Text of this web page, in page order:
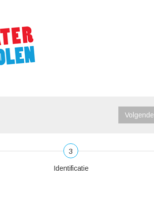
Volgende
3
Identificatie